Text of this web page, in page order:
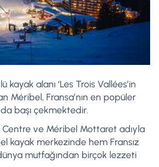
kayak alanı ‘Les Trois Vallées’in
Méribel, Fransa’nın en popüler
başı çekmektedir.
ve Méribel Mottaret adıyla
kayak merkezinde hem Fransız
mutfağından birçok lezzeti